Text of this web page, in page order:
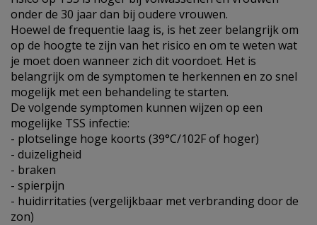
onder de 30 jaar dan bij oudere vrouwen.
Hoewel de frequentie laag is, is het zeer belangrijk om
op de hoogte te zijn van het risico en om te weten wat
je moet doen wanneer zich dit voordoet. Het is
belangrijk om de symptomen te herkennen en zo snel
mogelijk met een behandeling te starten.
De volgende symptomen kunnen wijzen op een
mogelijke TSS infectie:
- plotselinge hoge koorts (39°C/102F of hoger)
- duizeligheid
- braken
- spierpijn
- huidirritaties (vergelijkbaar met verbranding door de
zon)